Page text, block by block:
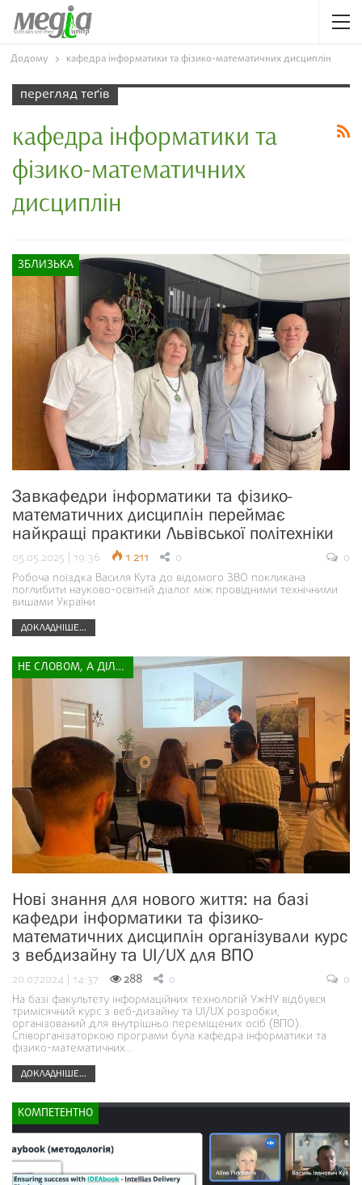
Додому кафедра інформатики та фізико-математичних дисциплін
перегляд теґів
кафедра інформатики та
фізико-математичних
дисциплін
ЗБЛИЗЬКА
Завкафедри інформатики та фізико-
математичних дисциплін переймає
найкращі практики Львівської політехніки
05.05.2025 | 19:36 1 211 0
0
Робоча поїздка Василя Кута до відомого ЗВО покликана
поглибити науково-освітній діалог між провідними технічними
вишами України
ДОКЛАДНІШЕ...
НЕ СЛОВОМ, А ДІЛОМ
Нові знання для нового життя: на базі
кафедри інформатики та фізико-
математичних дисциплін організували курс
з вебдизайну та UI/UX для ВПО
20.07.2024 | 14:37 288 0
0
На базі факультету інформаційних технологій УжНУ відбувся
тримісячний курс з веб-дизайну та UI/UX розробки,
організований для внутрішньо переміщених осіб (ВПО).
Співорганізаторкою програми була кафедра інформатики та
фізико-математичних…
ДОКЛАДНІШЕ...
КОМПЕТЕНТНО